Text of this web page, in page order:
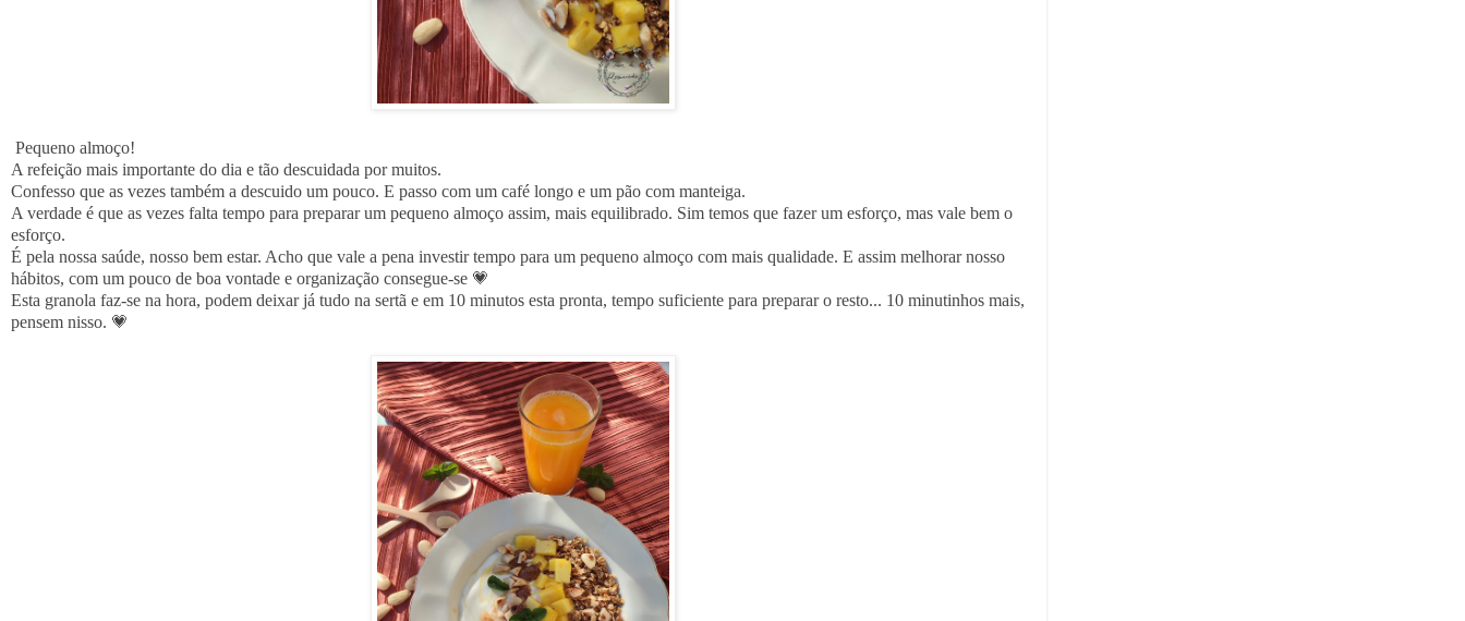
Pequeno almoço!
A refeição mais importante do dia e tão descuidada por muitos.
Confesso que as vezes também a descuido um pouco. E passo com um café longo e um pão com manteiga.
A verdade é que as vezes falta tempo para preparar um pequeno almoço assim, mais equilibrado. Sim temos que fazer um esforço, mas vale bem o
esforço.
É pela nossa saúde, nosso bem estar. Acho que vale a pena investir tempo para um pequeno almoço com mais qualidade. E assim melhorar nosso
hábitos, com um pouco de boa vontade e organização consegue-se 💗
Esta granola faz-se na hora, podem deixar já tudo na sertã e em 10 minutos esta pronta, tempo suficiente para preparar o resto... 10 minutinhos mais,
pensem nisso. 💗